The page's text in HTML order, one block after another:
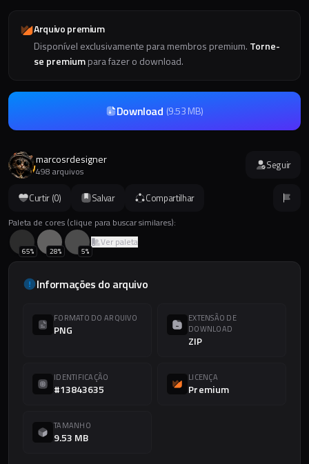
Curtir (0) Salvar Compartilhar
Paleta de cores (clique para buscar similares):
65% 28% 5%
Ver paleta
Informações do arquivo
FORMATO DO ARQUIVO
PNG
EXTENSÃO DE
DOWNLOAD
ZIP
IDENTIFICAÇÃO
#13843635
LICENÇA
Premium
TAMANHO
9.53 MB
Arquivo premium
Disponível exclusivamente para membros premium. Torne-
se premiumpara fazer o download.
Download (9.53 MB)
marcosrdesigner
498 arquivos Seguir